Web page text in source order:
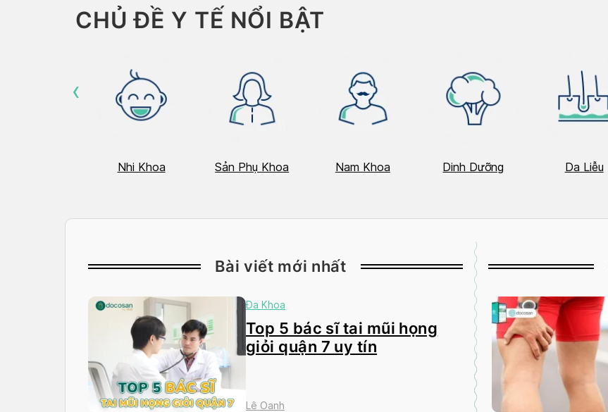
CHỦ ĐỀ Y TẾ NỔI BẬT
Nhi Khoa Sản Phụ Khoa Nam Khoa Dinh Dưỡng Da Liễu
‹
Bài viết mới nhất
Đa Khoa
Top 5 bác sĩ tai mũi họng
giỏi quận 7 uy tín
Lê Oanh